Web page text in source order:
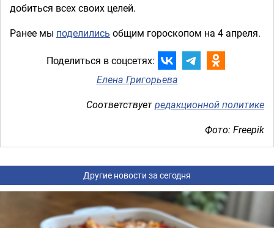
добиться всех своих целей.
Ранее мы поделились общим гороскопом на 4 апреля.
Поделиться в соцсетях:
Елена Григорьева
Соответствуетредакционной политике
Фото: Freepik
Другие новости за сегодня